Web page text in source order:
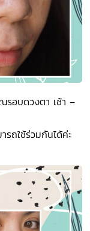
รอบดวงตา เช้า –
รถใช้ร่วมกันได้ค่ะ